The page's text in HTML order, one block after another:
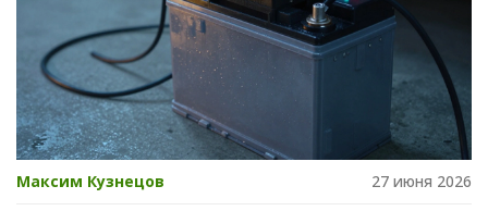
Максим Кузнецов 27 июня 2026